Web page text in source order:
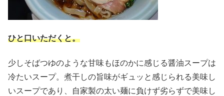
ひと口いただくと。
少しそばつゆのような甘味もほのかに感じる醤油スープは
冷たいスープ。煮干しの旨味がギュッと感じられる美味し
いスープであり、自家製の太い麺に負けず劣らずで美味し